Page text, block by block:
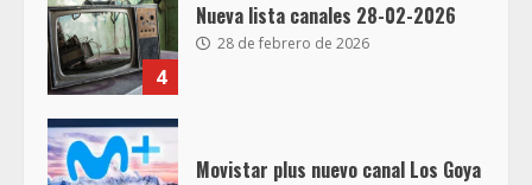
4
Nueva lista canales 28-02-2026
28 de febrero de 2026
Movistar plus nuevo canal Los Goya